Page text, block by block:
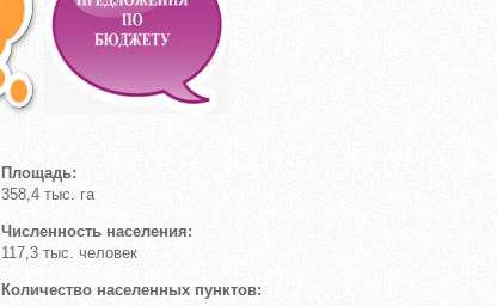
Площадь:
358,4 тыс. га
Численность населения:
117,3 тыс. человек
Количество населенных пунктов: